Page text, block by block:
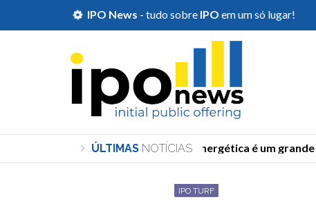
IPO News - tudo sobre IPO em um só lugar!
ÚLTIMAS NOTÍCIAS
''Transição energética é um grande
IPO TURF